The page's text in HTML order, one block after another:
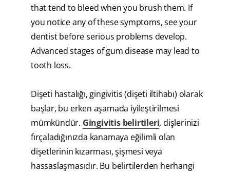
that tend to bleed when you brush them. If
you notice any of these symptoms, see your
dentist before serious problems develop.
Advanced stages of gum disease may lead to
tooth loss.
Dişeti hastalığı, gingivitis (dişeti iltihabı) olarak
başlar, bu erken aşamada iyileştirilmesi
mümkündür. Gingivitis belirtileri, dişlerinizi
fırçaladığınızda kanamaya eğilimli olan
dişetlerinin kızarması, şişmesi veya
hassaslaşmasıdır. Bu belirtilerden herhangi